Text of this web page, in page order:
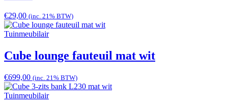
€29,00 (inc. 21% BTW)
Tuinmeubilair
Cube lounge fauteuil mat wit
€699,00 (inc. 21% BTW)
Tuinmeubilair